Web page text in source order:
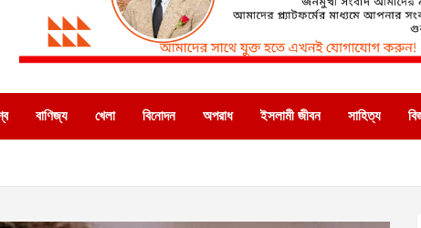
বাণিজ্য খেলা বিনোদন অপরাধ ইসলামী জীবন সাহিত্য